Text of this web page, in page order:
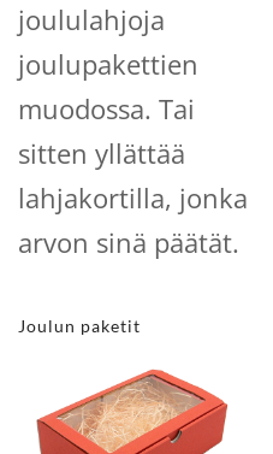
joululahjoja
joulupakettien
muodossa. Tai
sitten yllättää
lahjakortilla, jonka
arvon sinä päätät.
Joulun paketit